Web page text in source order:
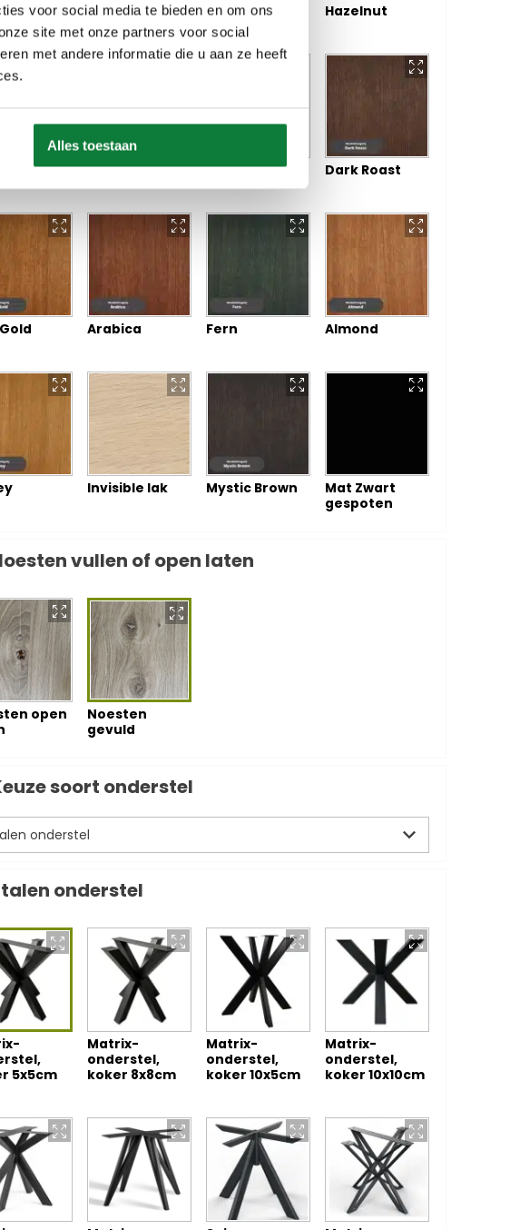
voor social media te bieden en om ons
site met onze partners voor social
met andere informatie die u aan ze heeft
Alles toestaan
Affogato Cortado Hazelnut
Velvet Dulce Light Roast Dark Roast
Arabica Fern Almond
Invisible lak Mystic Brown
Mat Zwart
gespoten
vullen of open laten
open
Noesten
gevuld
soort onderstel
onderstel
5x5cm
Matrix-
onderstel,
koker 8x8cm
Matrix-
onderstel,
koker 10x5cm
Matrix-
onderstel,
koker 10x10cm